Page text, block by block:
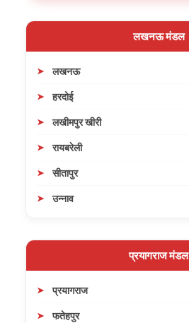
लखनऊ मंडल
लखनऊ
हरदोई
लखीमपुर खीरी
रायबरेली
सीतापुर
उन्नाव
प्रयागराज मंडल
प्रयागराज
फतेहपुर